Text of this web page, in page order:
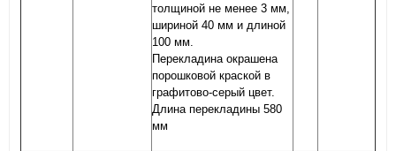
толщиной не менее 3 мм,
шириной 40 мм и длиной
100 мм.
Перекладина окрашена
порошковой краской в
графитово-серый цвет.
Длина перекладины 580
мм